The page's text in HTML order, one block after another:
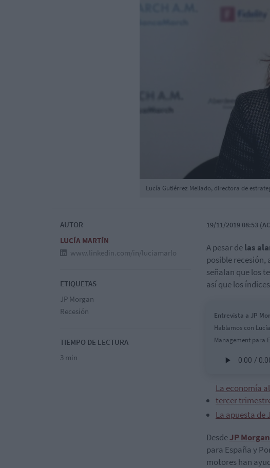
Lucía Gutiérrez Mellado, directora de
AUTOR
LUCÍA MARTÍN
www.linkedin.com/in/luciamarlo
ETIQUETAS
JP Morgan
Recesión
TIEMPO DE LECTURA
3 min
19/11/2019 08:53
A pesar delas
posible recesión,
señalan que los
así que los
Entrevista a JP
Hablamos con
Management para
La economía
tercer
La apuesta de
DesdeJP
para España y
motores han